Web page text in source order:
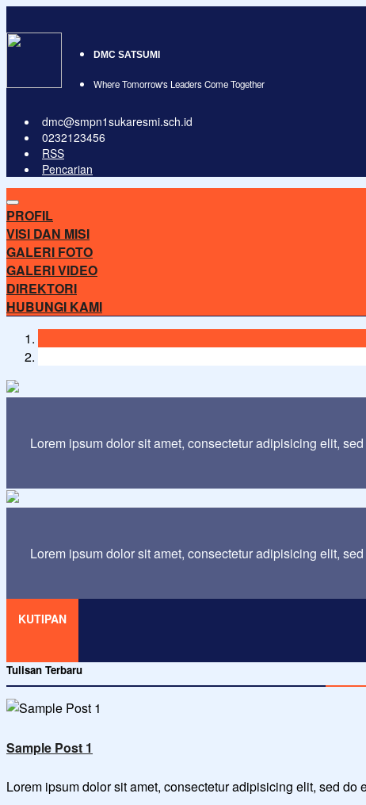
DMC SATSUMI
Where Tomorrow's Leaders Come Together
dmc@smpn1sukaresmi.sch.id
0232123456
RSS
Pencarian
PROFIL
VISI DAN MISI
GALERI FOTO
GALERI VIDEO
DIREKTORI
HUBUNGI KAMI
Lorem ipsum dolor sit amet, consectetur adipisicing elit,
Lorem ipsum dolor sit amet, consectetur adipisicing elit,
KUTIPAN
Tulisan Terbaru
Sample Post 1
Lorem ipsum dolor sit amet, consectetur adipisicing elit, sed